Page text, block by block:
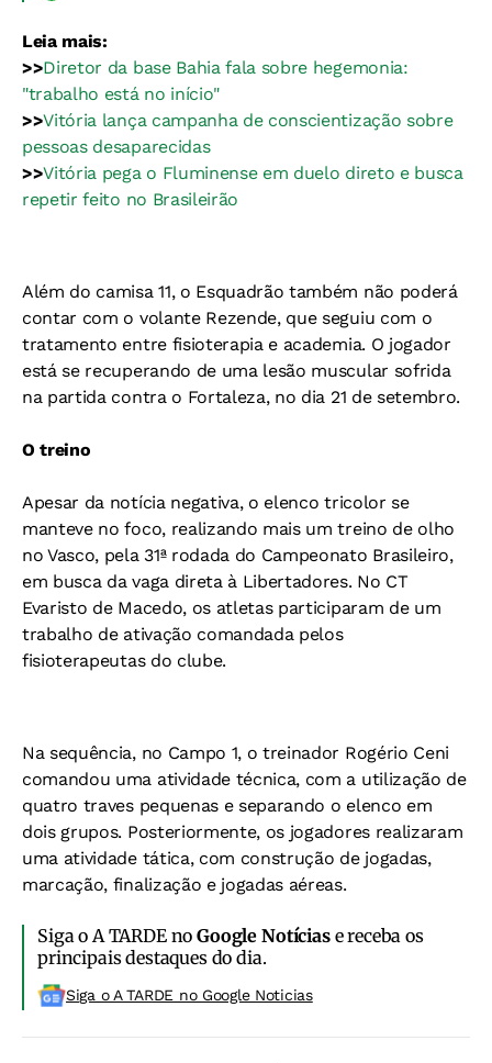
Leia mais:
>>Diretor da base Bahia fala sobre hegemonia:
"trabalho está no início"
>>Vitória lança campanha de conscientização sobre
pessoas desaparecidas
>>Vitória pega o Fluminense em duelo direto e busca
repetir feito no Brasileirão
Além do camisa 11, o Esquadrão também não poderá
contar com o volante Rezende, que seguiu com o
tratamento entre fisioterapia e academia. O jogador
está se recuperando de uma lesão muscular sofrida
na partida contra o Fortaleza, no dia 21 de setembro.
O treino
Apesar da notícia negativa, o elenco tricolor se
manteve no foco, realizando mais um treino de olho
no Vasco, pela 31ª rodada do Campeonato Brasileiro,
em busca da vaga direta à Libertadores. No CT
Evaristo de Macedo, os atletas participaram de um
trabalho de ativação comandada pelos
fisioterapeutas do clube.
Na sequência, no Campo 1, o treinador Rogério Ceni
comandou uma atividade técnica, com a utilização de
quatro traves pequenas e separando o elenco em
dois grupos. Posteriormente, os jogadores realizaram
uma atividade tática, com construção de jogadas,
marcação, finalização e jogadas aéreas.
Siga o A TARDE noGoogle Notíciase receba os
principais destaques do dia.
Siga o A TARDE no Google Noticias